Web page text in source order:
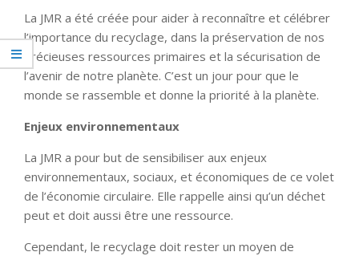
La JMR a été créée pour aider à reconnaître et célébrer
l’importance du recyclage, dans la préservation de nos
précieuses ressources primaires et la sécurisation de
l’avenir de notre planète. C’est un jour pour que le
monde se rassemble et donne la priorité à la planète.
Enjeux environnementaux
La JMR a pour but de sensibiliser aux enjeux
environnementaux, sociaux, et économiques de ce volet
de l’économie circulaire. Elle rappelle ainsi qu’un déchet
peut et doit aussi être une ressource.
Cependant, le recyclage doit rester un moyen de